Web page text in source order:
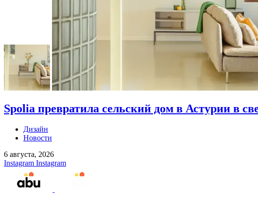
Spolia превратила сельский дом в Астурии в
Дизайн
Новости
6 августа, 2026
Instagram Instagram